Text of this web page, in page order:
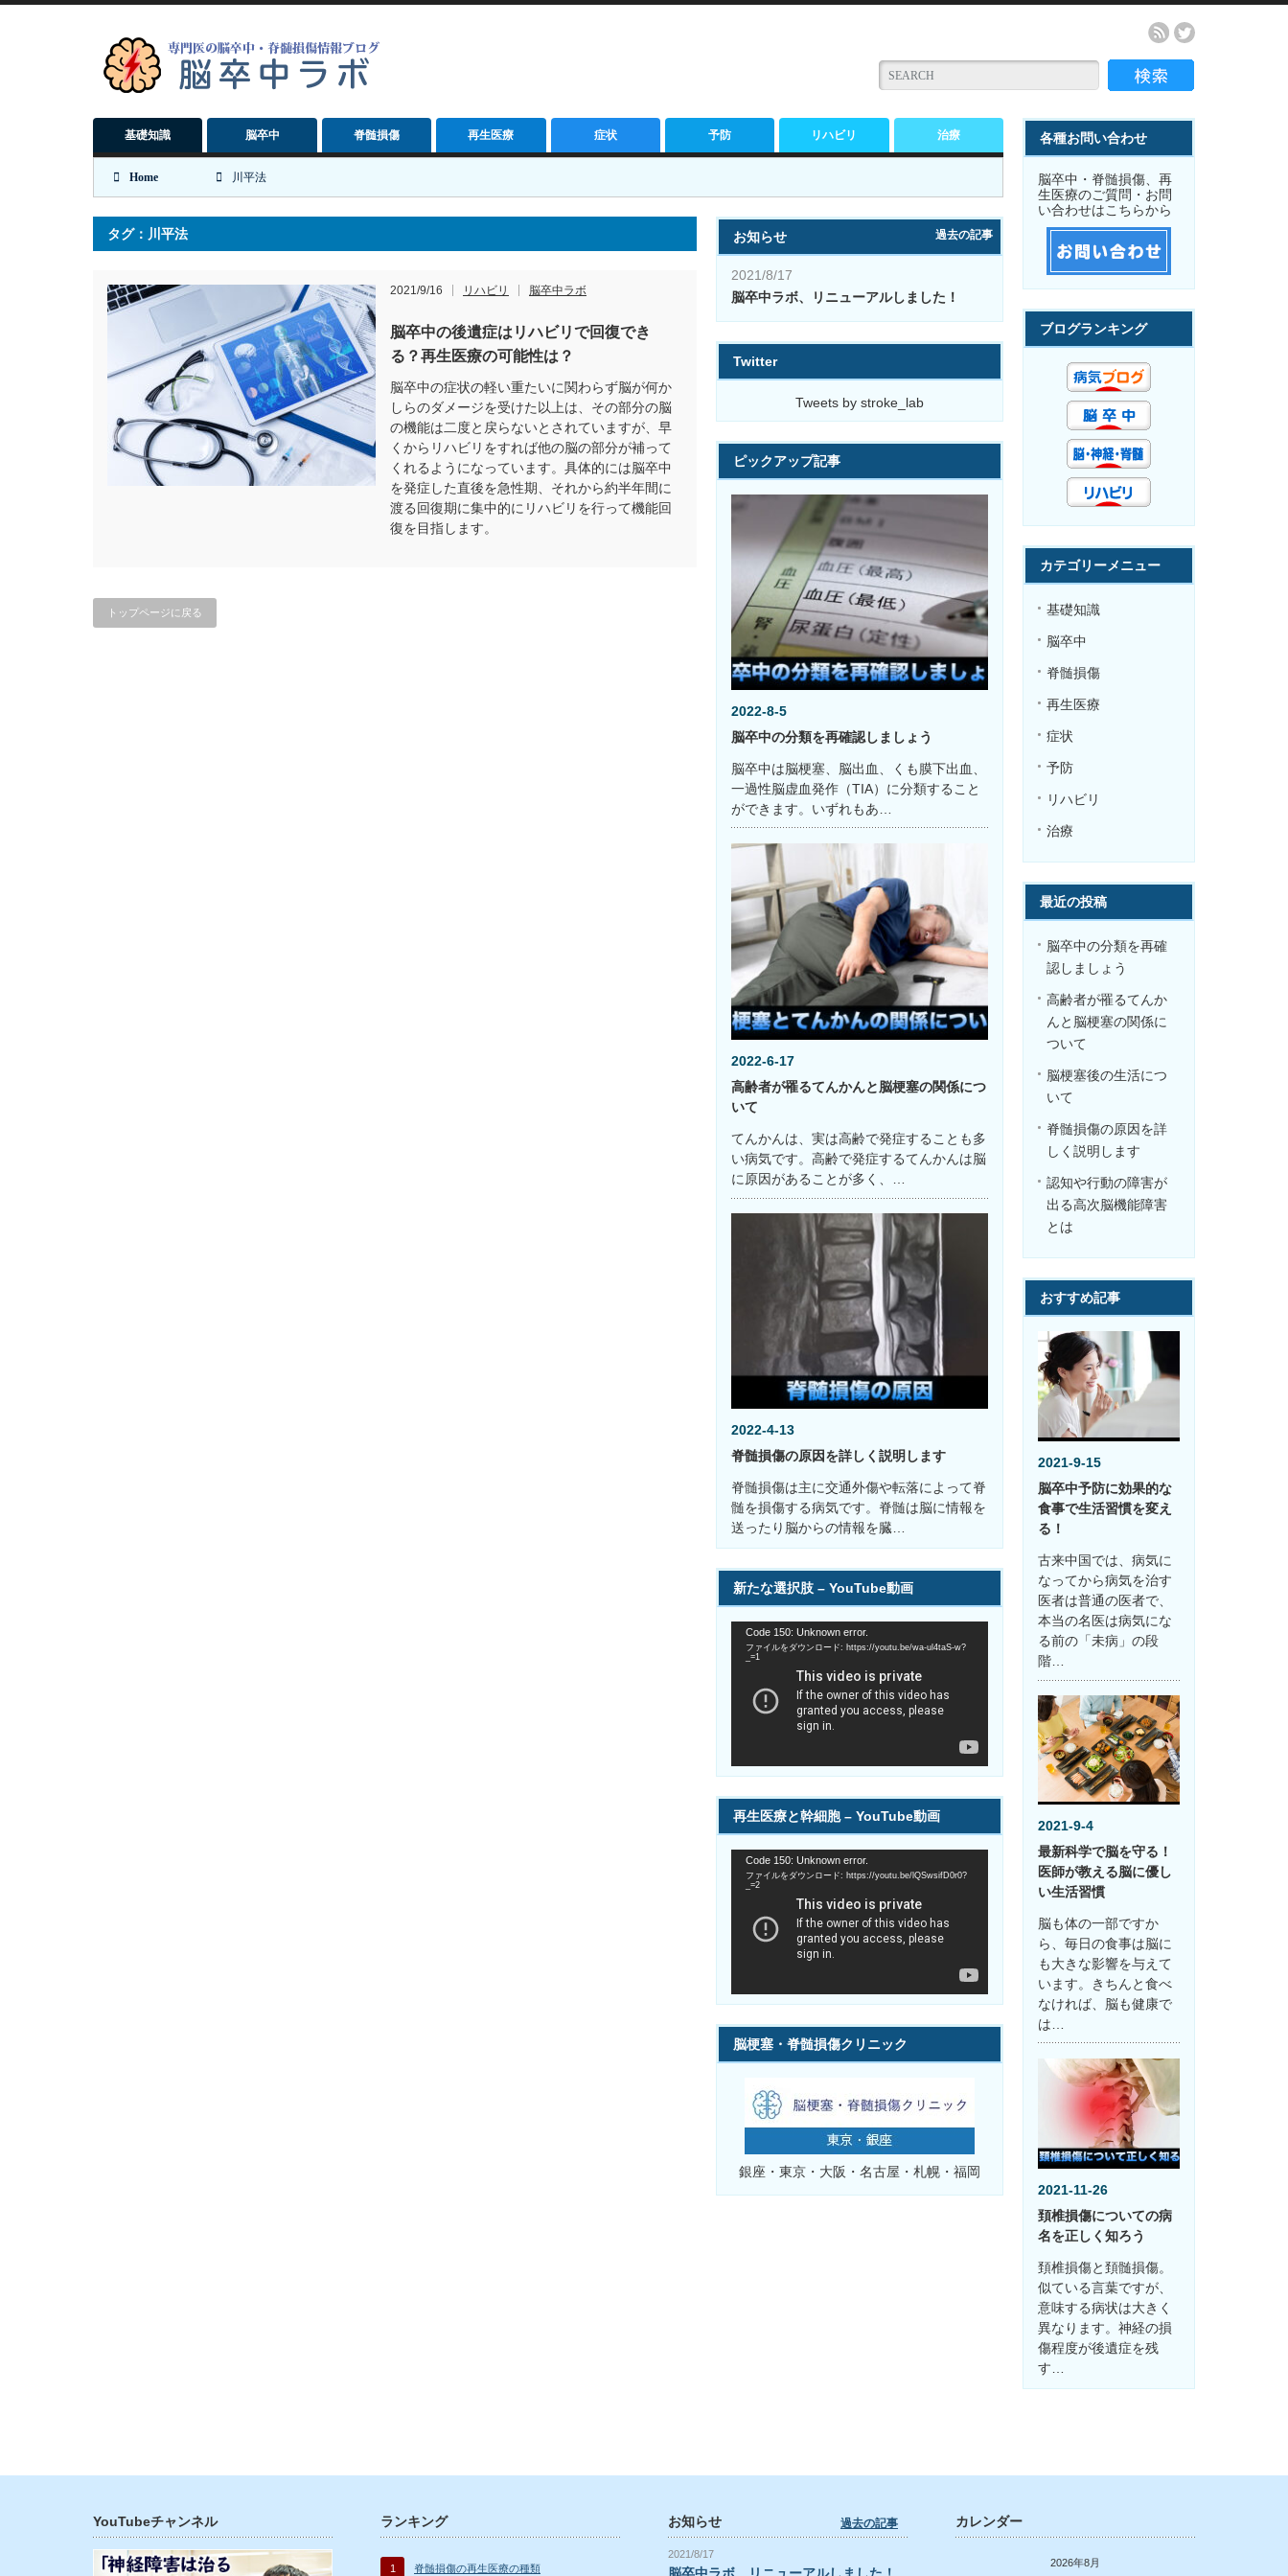
基礎知識 脳卒中 脊髄損傷 再生医療 症状 予防 リハビリ 治療
Home 川平法
タグ：川平法
2021/9/16 リハビリ 脳卒中ラボ
脳卒中の後遺症はリハビリで回復でき
る？再生医療の可能性は？
脳卒中の症状の軽い重たいに関わらず脳が何か
しらのダメージを受けた以上は、その部分の脳
の機能は二度と戻らないとされていますが、早
くからリハビリをすれば他の脳の部分が補って
くれるようになっています。具体的には脳卒中
を発症した直後を急性期、それから約半年間に
渡る回復期に集中的にリハビリを行って機能回
復を目指します。
トップページに戻る
お知らせ
2021/8/17
脳卒中ラボ、リニューアルしました！
過去の記事
Twitter
Tweets by stroke_lab
ピックアップ記事
2022-8-5
脳卒中の分類を再確認しましょう
脳卒中は脳梗塞、脳出血、くも膜下出血、
一過性脳虚血発作（TIA）に分類すること
ができます。いずれもあ…
2022-6-17
高齢者が罹るてんかんと脳梗塞の関係につ
いて
てんかんは、実は高齢で発症することも多
い病気です。高齢で発症するてんかんは脳
に原因があることが多く、…
2022-4-13
脊髄損傷の原因を詳しく説明します
脊髄損傷は主に交通外傷や転落によって脊
髄を損傷する病気です。脊髄は脳に情報を
送ったり脳からの情報を臓…
新たな選択肢 – YouTube動画
Code 150: Unknown error.
ファイルをダウンロード: https://youtu.be/wa-ul4taS-w?
_=1
再生医療と幹細胞 – YouTube動画
Code 150: Unknown error.
ファイルをダウンロード: https://youtu.be/lQSwsifD0r0?
_=2
脳梗塞・脊髄損傷クリニック
銀座・東京・大阪・名古屋・札幌・福岡
各種お問い合わせ
脳卒中・脊髄損傷、再
生医療のご質問・お問
い合わせはこちらから
ブログランキング
カテゴリーメニュー
基礎知識
脳卒中
脊髄損傷
再生医療
症状
予防
リハビリ
治療
最近の投稿
脳卒中の分類を再確
認しましょう
高齢者が罹るてんか
んと脳梗塞の関係に
ついて
脳梗塞後の生活につ
いて
脊髄損傷の原因を詳
しく説明します
認知や行動の障害が
出る高次脳機能障害
とは
おすすめ記事
2021-9-15
脳卒中予防に効果的な
食事で生活習慣を変え
る！
古来中国では、病気に
なってから病気を治す
医者は普通の医者で、
本当の名医は病気にな
る前の「未病」の段
階…
2021-9-4
最新科学で脳を守る！
医師が教える脳に優し
い生活習慣
脳も体の一部ですか
ら、毎日の食事は脳に
も大きな影響を与えて
います。きちんと食べ
なければ、脳も健康で
は…
2021-11-26
頚椎損傷についての病
名を正しく知ろう
頚椎損傷と頚髄損傷。
似ている言葉ですが、
意味する病状は大きく
異なります。神経の損
傷程度が後遺症を残
す…
YouTubeチャンネル ランキング
1 脊髄損傷の再生医療の種類
お知らせ
2021/8/17
脳卒中ラボ、リニューアルしました！
過去の記事 カレンダー
2026年8月